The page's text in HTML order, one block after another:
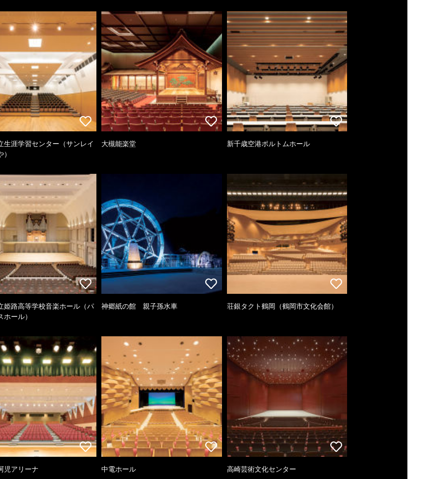
生涯学習センター（サンレイ
大槻能楽堂 新千歳空港ポルトムホール
姫路高等学校音楽ホール（パ
ール）
神郷紙の館 親子孫水車 荘銀タクト鶴岡（鶴岡市文化会館）
児アリーナ 中電ホール 高崎芸術文化センター